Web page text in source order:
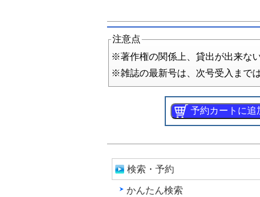
注意点
※著作権の関係上、貸出が出来な
※雑誌の最新号は、次号受入まで
検索・予約
かんたん検索